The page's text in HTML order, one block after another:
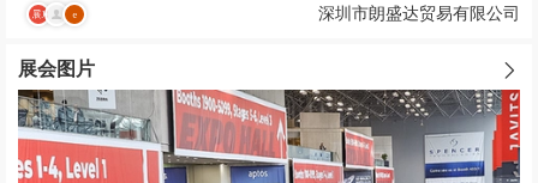
深圳市朗盛达贸易有限公司
展会图片